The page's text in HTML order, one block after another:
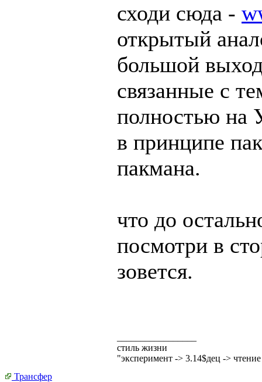
сходи сюда -
открытый
большой
связанные с
полностью
в принципе
пакмана.
что до
посмотри в
зовется.
стиль жизни
"эксперимент -> 3.14$дец ->
Трансфер